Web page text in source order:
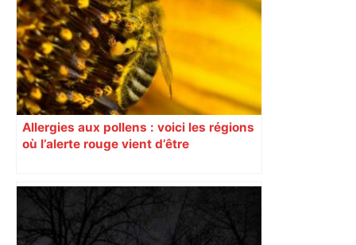
Allergies aux pollens : voici les régions
où l’alerte rouge vient d’être